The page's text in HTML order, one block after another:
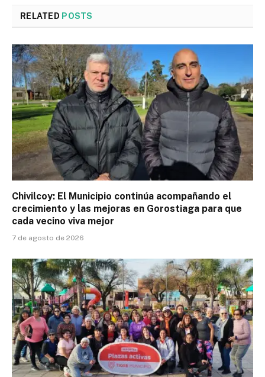
RELATED POSTS
Chivilcoy: El Municipio continúa acompañando el
crecimiento y las mejoras en Gorostiaga para que
cada vecino viva mejor
7 de agosto de 2026